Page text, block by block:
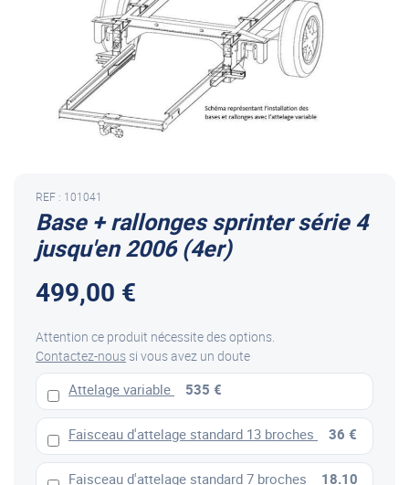
Base + rallonges sprinter série 4
jusqu'en 2006 (4er)
REF : 101041
499,00 €
Attention ce produit nécessite des options.
Contactez-noussi vous avez un doute
Attelage variable 535 €
Faisceau d'attelage standard 13 broches 36 €
Faisceau d'attelage standard 7 broches
18.10